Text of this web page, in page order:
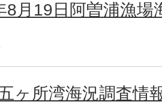
8月19日阿曽浦漁場
ヶ所湾海況調査情